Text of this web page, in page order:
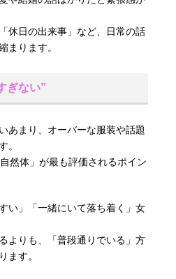
休日の出来事」など、日常の話
まります。
ぎない”
あまり、オーバーな服装や話題
。
然体」が最も評価されるポイン
い」「一緒にいて落ち着く」女
よりも、「普段通りでいる」方
ます。